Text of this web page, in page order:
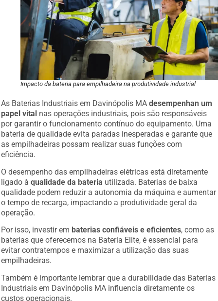
Impacto da bateria para empilhadeira na produtividade industrial
As Baterias Industriais em Davinópolis MAdesempenhan um
papel vital nas operações industriais, pois são responsáveis
por garantir o funcionamento contínuo do equipamento. Uma
bateria de qualidade evita paradas inesperadas e garante que
as empilhadeiras possam realizar suas funções com
eficiência.
O desempenho das empilhadeiras elétricas está diretamente
ligado àqualidade da bateria utilizada. Baterias de baixa
qualidade podem reduzir a autonomia da máquina e aumentar
o tempo de recarga, impactando a produtividade geral da
operação.
Por isso, investir em baterias confiáveis e eficientes , como as
baterias que oferecemos na Bateria Elite, é essencial para
evitar contratempos e maximizar a utilização das suas
empilhadeiras.
Também é importante lembrar que a durabilidade das Baterias
Industriais em Davinópolis MA influencia diretamente os
custos operacionais.